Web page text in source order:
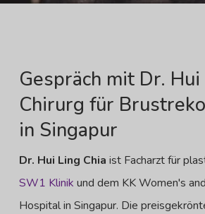
Gespräch mit Dr. Hui
Chirurg für
in Singapur
Dr. Hui Ling Chia ist Facharzt für
SW1 Klinik und dem KK Women's
Hospital in Singapur. Die